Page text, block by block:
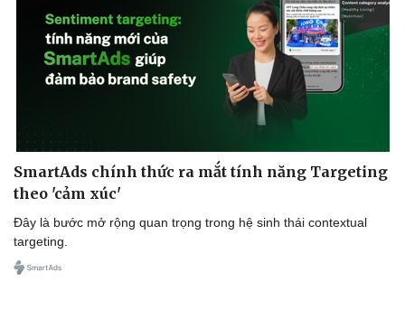
SmartAds chính thức ra mắt tính năng Targeting
theo 'cảm xúc'
Đây là bước mở rộng quan trọng trong hệ sinh thái contextual
targeting.